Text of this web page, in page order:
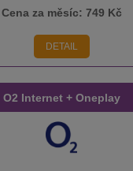
Cena za měsíc: 749 Kč
DETAIL
O2 Internet + Oneplay